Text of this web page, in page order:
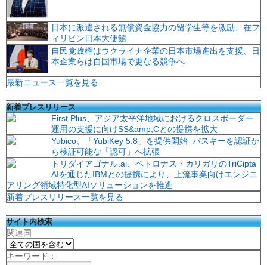
日本に派遣される無償資金協力の留学生等を激励、在フ
ィリピン日本大使館
自民党政権はウクライナ企業の日本市場進出を支援、日
本企業らは自国市場で更なる競争へ
最新ニュース一覧を見る
新着プレスリリース
First Plus、アジア太平洋地域におけるクロスボーダー
運用の支援に向けSS&amp;Cとの提携を拡大
Yubico、「YubiKey 5.8」を提供開始 パスキーを認証か
ら検証可能な「認可」へ拡張
トリダイアゴナル.ai、ペトロナス・カリガリのTriCipta
AIを通じたIBMとの提携により、上流事業向けエンジニ
アリング領域特化型AIソリューションを推進
新着プレスリリース一覧を見る
サイト内検索
関連国
キーワード：